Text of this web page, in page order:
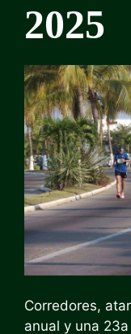
2025
Corredores,
anual y una